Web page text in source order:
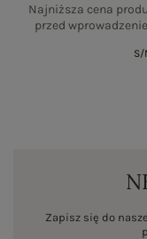
Najniższa cena
przed
S/
Zapisz się do